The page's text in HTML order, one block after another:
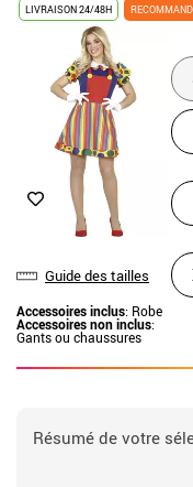
LIVRAISON 24/48H
Guide des tailles
Accessoires inclus: Robe
Accessoires non inclus:
Gants ou chaussures
Résumé de votre